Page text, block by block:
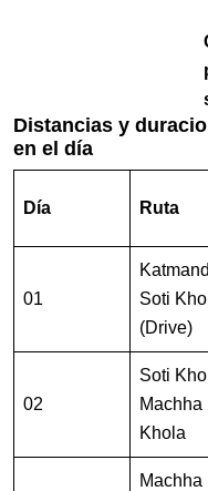
Distancias y
en el día
Día Ruta
01
Soti
(Drive)
02
Soti
Machha
Khola
Machha